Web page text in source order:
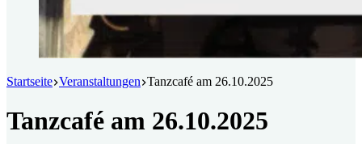
Startseite Veranstaltungen Tanzcafé am 26.10.2025
Tanzcafé am 26.10.2025